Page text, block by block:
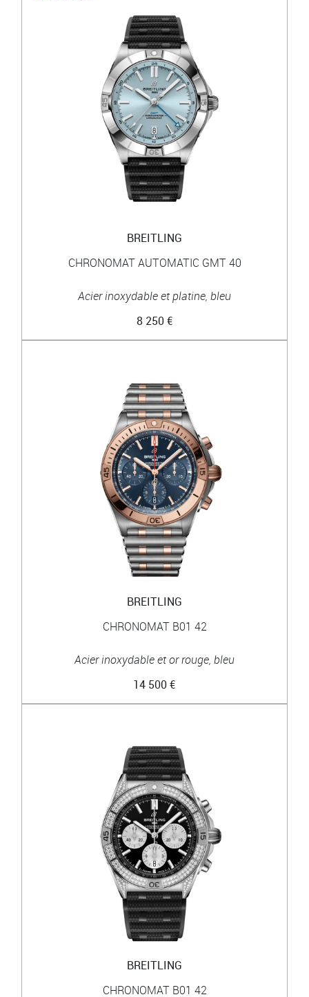
BREITLING
CHRONOMAT AUTOMATIC GMT 40
Acier inoxydable et platine, bleu
8 250 €
BREITLING
CHRONOMAT B01 42
Acier inoxydable et or rouge, bleu
14 500 €
BREITLING
CHRONOMAT B01 42